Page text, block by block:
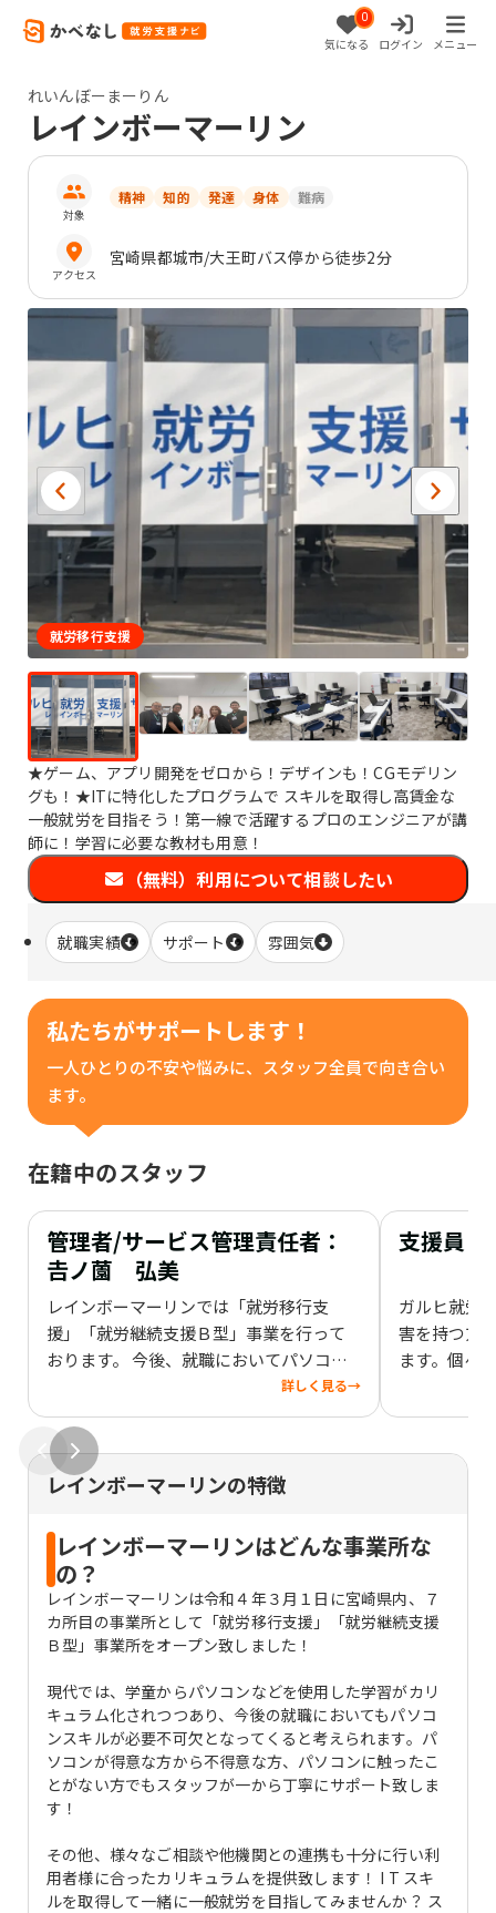
0
気になる ログイン メニュー
れいんぼーまーりん
レインボーマーリン
対象
精神 知的 発達 身体 難病
アクセス
宮崎県都城市/大王町バス停から徒歩2分
就労移行支援
★ゲーム、アプリ開発をゼロから！デザインも！CGモデリン
グも！★ITに特化したプログラムで スキルを取得し高賃金な
一般就労を目指そう！第一線で活躍するプロのエンジニアが講
師に！学習に必要な教材も用意！
（無料）利用について相談したい
就職実績 サポート 雰囲気
私たちがサポートします！
一人ひとりの不安や悩みに、スタッフ全員で向き合い
ます。
在籍中のスタッフ
管理者/サービス管理責任者：
𠮷ノ薗 弘美
レインボーマーリンでは「就労移行支
援」「就労継続支援Ｂ型」事業を行って
おります。 今後、就職においてパソコン
スキルが必要不可欠となってくると考え
られます。パソコンに触った事がない方で
もスタッフが一から丁寧にサポート致し
ます。スタッフ一同笑顔第一に全力でサポ
ート・お手伝いをさせていただきます
詳しく見る→
支援員
ガルヒ就労
害を持つ方
ます。個々
て障害者雇
レインボーマーリンの特徴
レインボーマーリンはどんな事業所な
の？
レインボーマーリンは令和４年３月１日に宮崎県内、７
カ所目の事業所として「就労移行支援」「就労継続支援
Ｂ型」事業所をオープン致しました！
現代では、学童からパソコンなどを使用した学習がカリ
キュラム化されつつあり、今後の就職においてもパソコ
ンスキルが必要不可欠となってくると考えられます。パ
ソコンが得意な方から不得意な方、パソコンに触ったこ
とがない方でもスタッフが一から丁寧にサポート致しま
す！
その他、様々なご相談や他機関との連携も十分に行い利
用者様に合ったカリキュラムを提供致します！ I T スキ
ルを取得して一緒に一般就労を目指してみませんか？ ス